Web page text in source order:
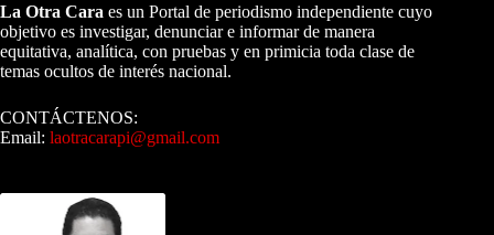
La Otra Cara es un Portal de periodismo independiente cuyo
objetivo es investigar, denunciar e informar de manera
equitativa, analítica, con pruebas y en primicia toda clase de
temas ocultos de interés nacional.
CONTÁCTENOS:
Email: laotracarapi@gmail.com